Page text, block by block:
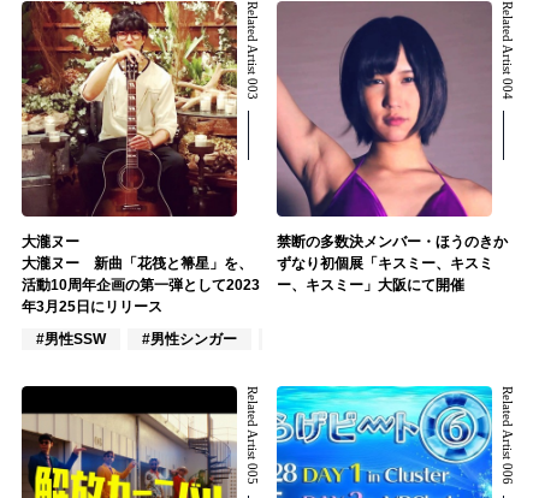
Related Artist 003
大瀧ヌー
大瀧ヌー 新曲「花筏と箒星」を、
活動10周年企画の第一弾として2023
年3月25日にリリース
#男性SSW
#男性シンガー
Related Artist 004
禁断の多数決メンバー・ほうのきか
ずなり初個展「キスミー、キスミ
ー、キスミー」大阪にて開催
Related Artist 005 Related Artist 006